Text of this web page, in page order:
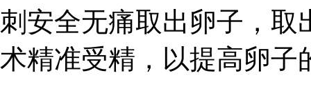
刺安全无痛取出卵子，取
术精准受精，以提高卵子